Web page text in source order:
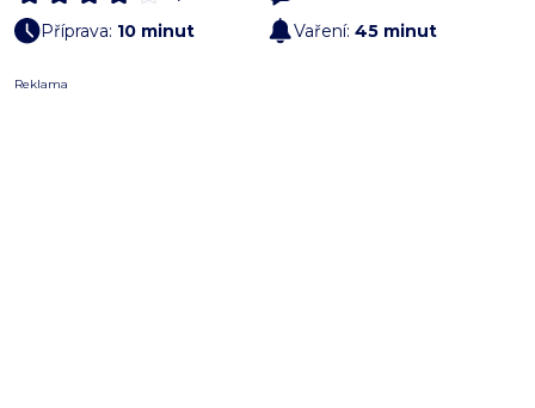
Příprava: 10 minut Vaření: 45 minut
Reklama